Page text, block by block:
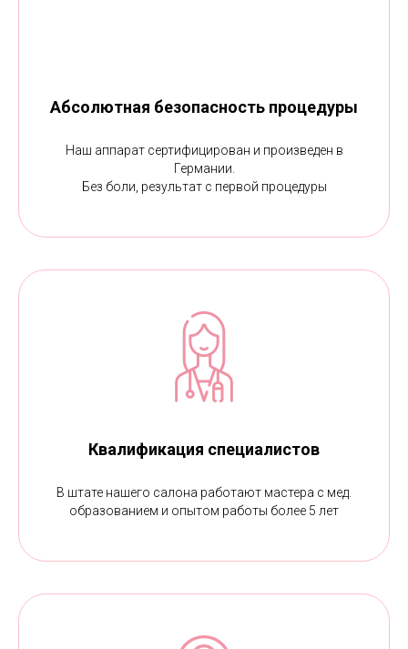
Абсолютная безопасность процедуры
Наш аппарат сертифицирован и произведен в
Германии.
Без боли, результат с первой процедуры
Квалификация специалистов
В штате нашего салона работают мастера с мед.
образованием и опытом работы более 5 лет